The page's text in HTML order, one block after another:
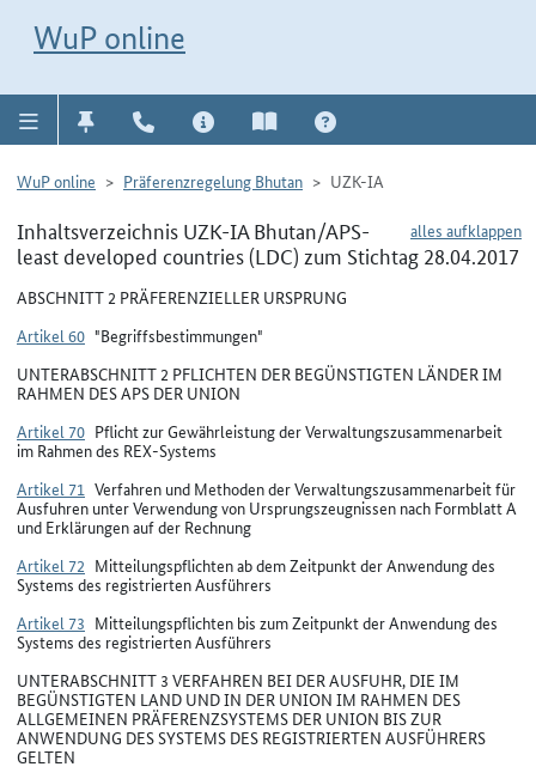
WuP online
WuP online Präferenzregelung Bhutan UZK-IA
alles aufklappen
Inhaltsverzeichnis UZK-IA Bhutan/APS-
least developed countries (LDC) zum Stichtag 28.04.2017
ABSCHNITT 2 PRÄFERENZIELLER URSPRUNG
Artikel 60 "Begriffsbestimmungen"
UNTERABSCHNITT 2 PFLICHTEN DER BEGÜNSTIGTEN LÄNDER IM
RAHMEN DES APS DER UNION
Artikel 70 Pflicht zur Gewährleistung der Verwaltungszusammenarbeit
im Rahmen des REX-Systems
Artikel 71 Verfahren und Methoden der Verwaltungszusammenarbeit für
Ausfuhren unter Verwendung von Ursprungszeugnissen nach Formblatt A
und Erklärungen auf der Rechnung
Artikel 72 Mitteilungspflichten ab dem Zeitpunkt der Anwendung des
Systems des registrierten Ausführers
Artikel 73 Mitteilungspflichten bis zum Zeitpunkt der Anwendung des
Systems des registrierten Ausführers
UNTERABSCHNITT 3 VERFAHREN BEI DER AUSFUHR, DIE IM
BEGÜNSTIGTEN LAND UND IN DER UNION IM RAHMEN DES
ALLGEMEINEN PRÄFERENZSYSTEMS DER UNION BIS ZUR
ANWENDUNG DES SYSTEMS DES REGISTRIERTEN AUSFÜHRERS
GELTEN